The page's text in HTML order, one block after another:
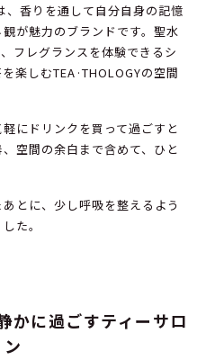
、香りを通して自分自身の記憶
が魅力のブランドです。聖水
フレグランスを体験できるシ
楽しむTEA·THOLOGYの空間
にドリンクを買って過ごすと
空間の余白まで含めて、ひと
とに、少し呼吸を整えるよう
た。
かに過ごすティーサロ
ン